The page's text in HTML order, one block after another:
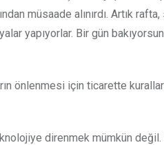
müsaade alınırdı. Artık
yapıyorlar. Bir gün
önlenmesi için ticarette
direnmek mümkün